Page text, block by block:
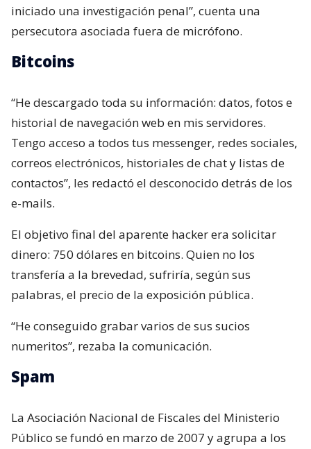
iniciado una investigación penal”, cuenta una
persecutora asociada fuera de micrófono.
Bitcoins
“He descargado toda su información: datos, fotos e
historial de navegación web en mis servidores.
Tengo acceso a todos tus messenger, redes sociales,
correos electrónicos, historiales de chat y listas de
contactos”, les redactó el desconocido detrás de los
e-mails.
El objetivo final del aparente hacker era solicitar
dinero: 750 dólares en bitcoins. Quien no los
transfería a la brevedad, sufriría, según sus
palabras, el precio de la exposición pública.
“He conseguido grabar varios de sus sucios
numeritos”, rezaba la comunicación.
Spam
La Asociación Nacional de Fiscales del Ministerio
Público se fundó en marzo de 2007 y agrupa a los